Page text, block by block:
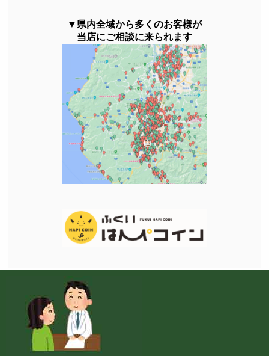
▼県内全域から多くのお客様が
当店にご相談に来られます